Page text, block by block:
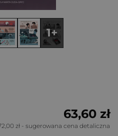
1+
63,60 zł
zł - sugerowana cena detaliczna